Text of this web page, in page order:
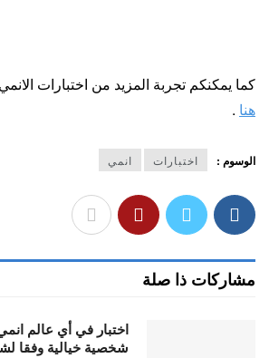
كما يمكنكم تجربة المزيد من اختبارات
هنا .
الوسوم : اختبارات انمي
مشاركات ذا صلة
اختبار في أي عالم
شخصية خيالية وفقا